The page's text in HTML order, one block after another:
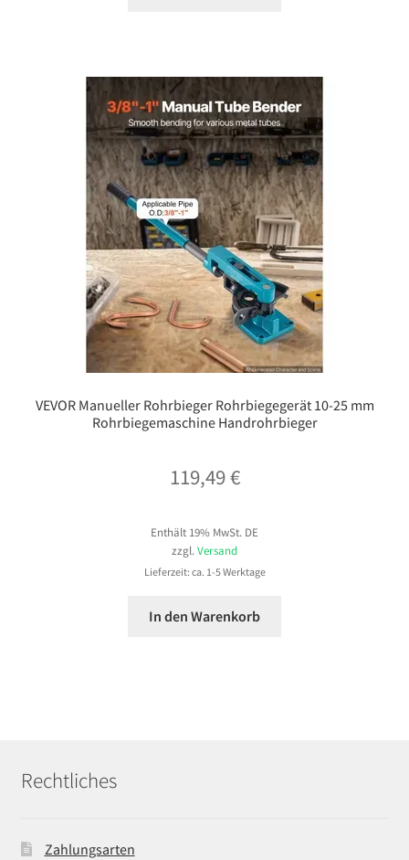
VEVOR Manueller Rohrbieger Rohrbiegegerät 10-25 mm
Rohrbiegemaschine Handrohrbieger
119,49€
Enthält 19% MwSt. DE
zzgl. Versand
Lieferzeit: ca. 1-5 Werktage
In den Warenkorb
Rechtliches
Zahlungsarten